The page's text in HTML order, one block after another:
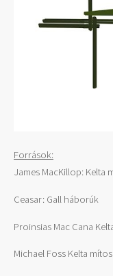
Források:
James MacKillop: Kelta
Ceasar: Gall háborúk
Proinsias Mac Cana
Michael Foss Kelta